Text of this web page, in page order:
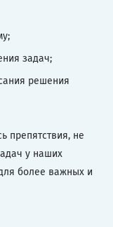
задач;
решения
препятствия, не
у наших
более важных и